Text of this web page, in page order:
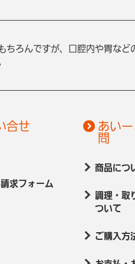
ろんですが、口腔内や胃など
合せ
求フォーム
あい
問
商品につ
調理・取
ついて
ご購入方